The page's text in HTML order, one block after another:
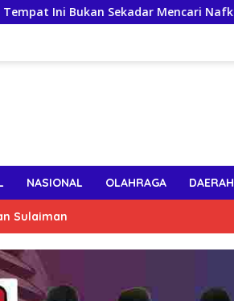
Mencari Nafkah, tapi Mengabdi
NASIONAL OLAHRAGA DAERAH
Sulaiman